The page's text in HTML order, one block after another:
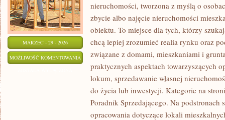
MARZEC - 29 - 2026
MOŻLIWOŚĆ KOMENTOWANIA INWESTOWANIE
NIERUCHOMOŚCI
nieruchomości, tworzona z myślą o
zbycie albo najęcie nieruchomości
obiektu. To miejsce dla tych, którzy
chcą lepiej zrozumieć realia rynku oraz
związane z domami, mieszkaniami i
praktycznych aspektach towarzyszących
lokum, sprzedawanie własnej
do życia lub inwestycji. Kategorie na
Poradnik Sprzedającego. Na
opracowania dotyczące lokali